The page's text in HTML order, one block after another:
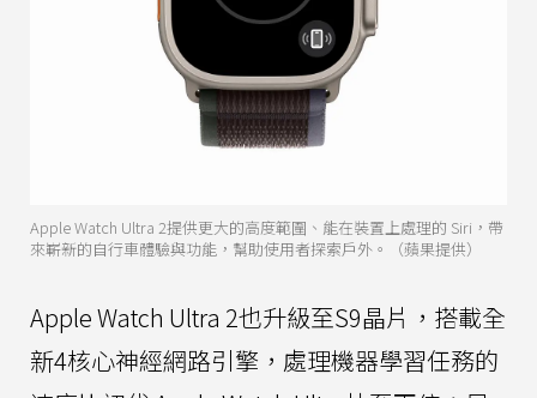
Apple Watch Ultra 2提供更大的高度範圍、能在裝置上處理的 Siri，帶
來嶄新的自行車體驗與功能，幫助使用者探索戶外。（蘋果提供）
Apple Watch Ultra 2也升級至S9晶片，搭載全
新4核心神經網路引擎，處理機器學習任務的